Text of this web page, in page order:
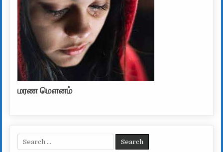
மரண மௌனம்
Search for: